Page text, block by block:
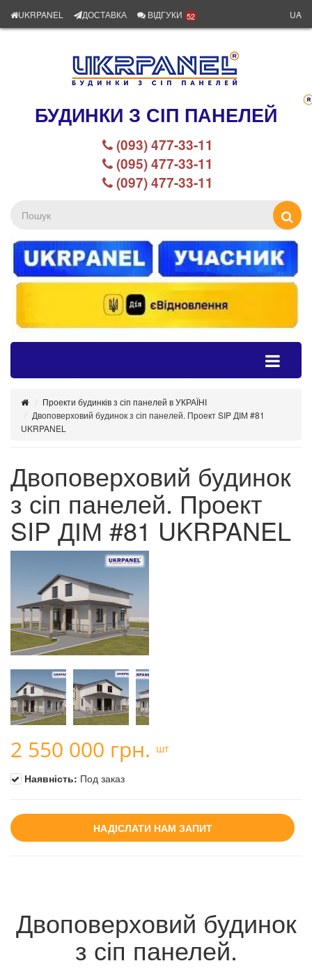
UKRPANEL ДОСТАВКА ВІДГУКИ 52 UA
БУДИНКИ З СІП ПАНЕЛЕЙ
(093) 477-33-11
(095) 477-33-11
(097) 477-33-11
Проекти будинків з сіп панелей в УКРАЇНІ
Двоповерховий будинок з сіп панелей. Проект SIP ДІМ #81
UKRPANEL
Двоповерховий будинок
з сіп панелей. Проект
SIP ДІМ #81 UKRPANEL
2 550 000 грн. шт
Наявність: Под заказ
НАДІСЛАТИ НАМ ЗАПИТ
Двоповерховий будинок
з сіп панелей.